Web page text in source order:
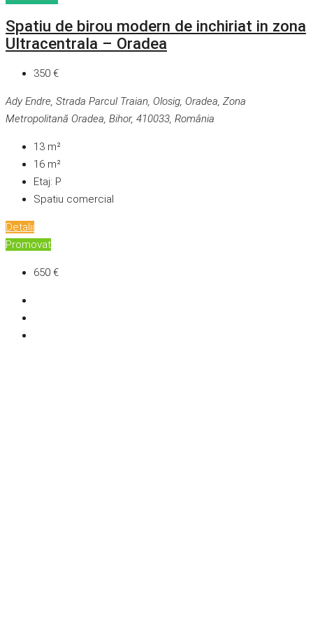
Spatiu de birou modern de inchiriat in zona
Ultracentrala – Oradea
350 €
Ady Endre, Strada Parcul Traian, Olosig, Oradea, Zona
Metropolitană Oradea, Bihor, 410033, România
13 m²
16 m²
Etaj: P
Spatiu comercial
Detalii
Promovat
650 €